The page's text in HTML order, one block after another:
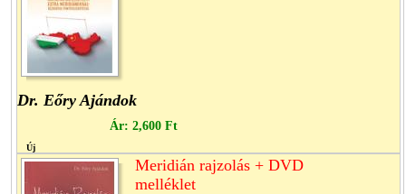
Dr. Eőry Ajándok
Ár: 2,600 Ft
Új
Meridián rajzolás + DVD
melléklet